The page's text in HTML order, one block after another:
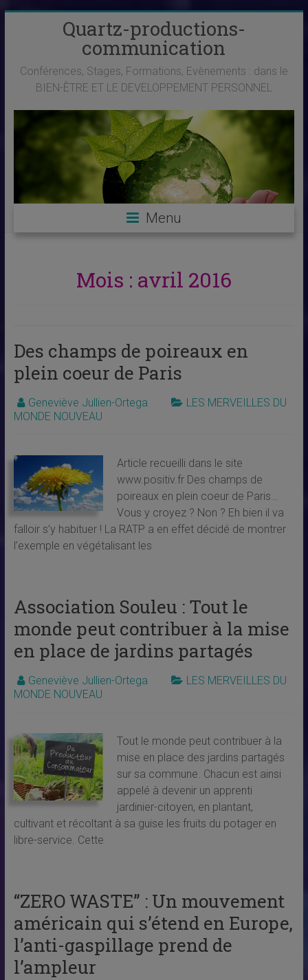
Quartz-productions-
communication
Conférences, Stages, Formations, Evènements : dans le
BIEN-ÊTRE ET LE DEVELOPPEMENT PERSONNEL
Menu
Mois : avril 2016
Des champs de poireaux en
plein coeur de Paris
Geneviève Jullien-Ortega
LES MERVEILLES DU
MONDE NOUVEAU
Article recueilli dans le site
www.positiv.fr Des champs de
poireaux en plein coeur de Paris…
Vous y croyez ? Non ? Eh bien il va
falloir s’y habituer ! La RATP a en effet décidé de montrer
l’exemple en végétalisant les
Association Souleu : Tout le
monde peut contribuer à la mise
en place de jardins partagés
Geneviève Jullien-Ortega
LES MERVEILLES DU
MONDE NOUVEAU
Tout le monde peut contribuer à la
mise en place des jardins partagés
sur sa commune. Chacun est ainsi
appelé à devenir un apprenti
jardinier-citoyen, en plantant,
cultivant et récoltant à sa guise les fruits du potager en
libre-service. Cette
“ZERO WASTE” : Un mouvement
américain qui s’étend en Europe,
l’anti-gaspillage prend de
l’ampleur